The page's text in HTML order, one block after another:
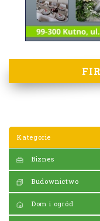
Kategorie
Biznes
Budownictwo
Dom i ogród